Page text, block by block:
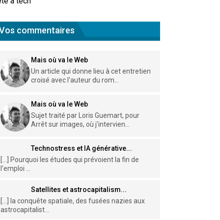
commentaires
Mais où va le Web
Un article qui donne lieu à cet entretien
croisé avec l'auteur du rom...
Mais où va le Web
Sujet traité par Loris Guemart, pour
Arrêt sur images, où j'intervien...
Technostress et IA générative...
[…] Pourquoi les études qui prévoient la fin de
l’emploi ...
Satellites et astrocapitalism...
[…] la conquête spatiale, des fusées nazies aux
astrocapitalist...